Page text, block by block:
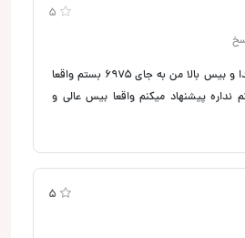
5
فوق العاده باند خوش صدا و بیس بالا من به جای ۶۹۷۵ بستم واقعا
نسبت به ۶۹۷۵ کم نداره پیشنهاد میکنم واقعا بیس عالی و
5
5